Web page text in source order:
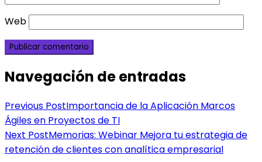
Web
Navegación de entradas
Previous PostImportancia de la Aplicación Marcos
Ágiles en Proyectos de TI
Next PostMemorias: Webinar Mejora tu estrategia de
retención de clientes con analítica empresarial